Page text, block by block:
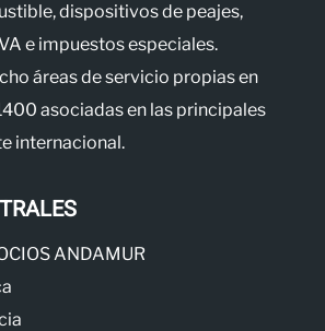
dispositivos de peajes,
e impuestos especiales.
áreas de servicio propias en
asociadas en las principales
internacional.
ANDAMUR